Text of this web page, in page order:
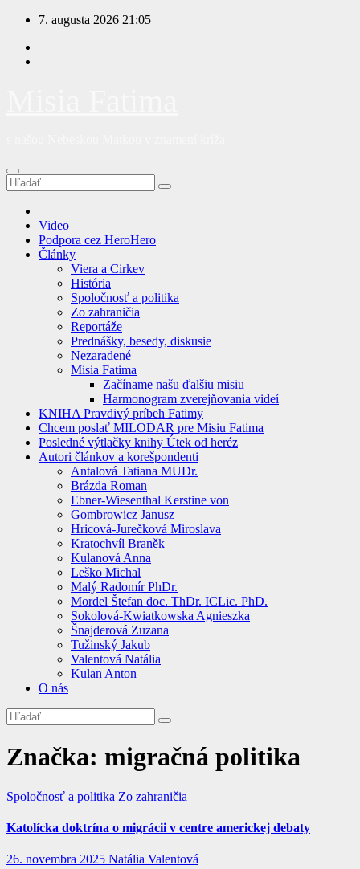
Prejsť
obsah
7. augusta 2026 21:05
Video
Podpora cez HeroHero
Články
Viera a Cirkev
História
Spoločnosť a politika
Zo zahraničia
Reportáže
Prednášky, besedy, diskusie
Nezaradené
Misia Fatima
Začíname našu ďalšiu misiu
Harmonogram zverejňovania videí
KNIHA Pravdivý príbeh Fatimy
Chcem poslať MILODAR pre Misiu Fatima
Posledné výtlačky knihy Útek od heréz
Autori článkov a korešpondenti
Antalová Tatiana MUDr.
Brázda Roman
Ebner-Wiesenthal Kerstine von
Gombrowicz Janusz
Hricová-Jurečková Miroslava
Kratochvíl Braněk
Kulanová Anna
Leško Michal
Malý Radomír PhDr.
Mordel Štefan doc. ThDr. ICLic. PhD.
Sokolová-Kwiatkowska Agnieszka
Šnajderová Zuzana
Tužinský Jakub
Valentová Natália
Kulan Anton
O nás
Značka: migračná politika
Spoločnosť a politika Zo zahraničia
Katolícka doktrína o migrácii v centre americkej debaty
26. novembra 2025 Natália Valentová